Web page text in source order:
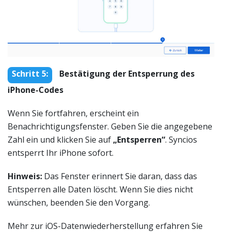
Schritt 5:
Bestätigung der Entsperrung des
iPhone-Codes
Wenn Sie fortfahren, erscheint ein
Benachrichtigungsfenster. Geben Sie die angegebene
Zahl ein und klicken Sie auf „Entsperren“. Syncios
entsperrt Ihr iPhone sofort.
Hinweis: Das Fenster erinnert Sie daran, dass das
Entsperren alle Daten löscht. Wenn Sie dies nicht
wünschen, beenden Sie den Vorgang.
Mehr zur iOS-Datenwiederherstellung erfahren Sie